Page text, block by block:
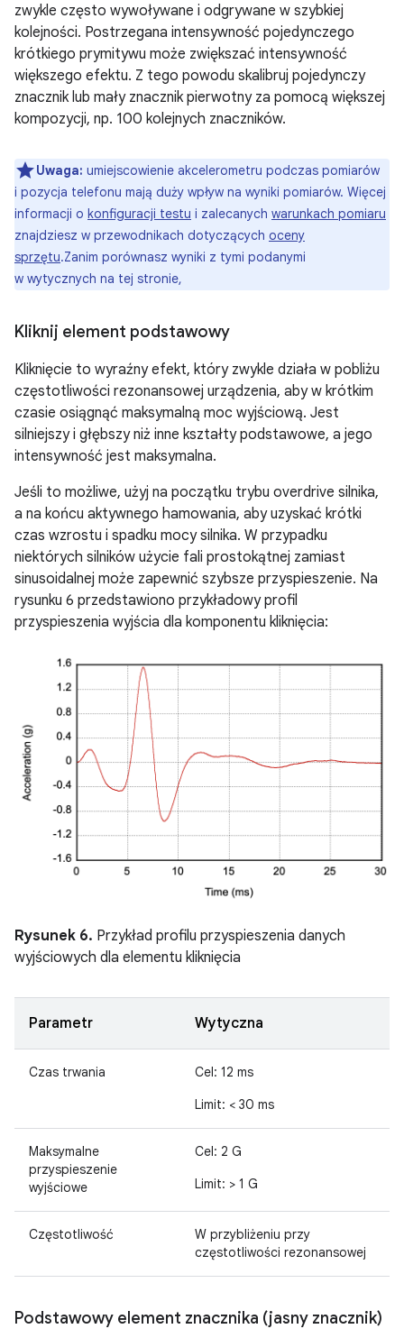
zwykle często wywoływane i odgrywane w szybkiej
kolejności. Postrzegana intensywność pojedynczego
krótkiego prymitywu może zwiększać intensywność
większego efektu. Z tego powodu skalibruj pojedynczy
znacznik lub mały znacznik pierwotny za pomocą większej
kompozycji, np. 100 kolejnych znaczników.
Uwaga: umiejscowienie akcelerometru podczas pomiarów
i pozycja telefonu mają duży wpływ na wyniki pomiarów. Więcej
informacji o konfiguracji testu i zalecanych warunkach pomiaru
znajdziesz w przewodnikach dotyczących oceny
sprzętu.Zanim porównasz wyniki z tymi podanymi
w wytycznych na tej stronie,
Kliknij element podstawowy
Kliknięcie to wyraźny efekt, który zwykle działa w pobliżu
częstotliwości rezonansowej urządzenia, aby w krótkim
czasie osiągnąć maksymalną moc wyjściową. Jest
silniejszy i głębszy niż inne kształty podstawowe, a jego
intensywność jest maksymalna.
Jeśli to możliwe, użyj na początku trybu overdrive silnika,
a na końcu aktywnego hamowania, aby uzyskać krótki
czas wzrostu i spadku mocy silnika. W przypadku
niektórych silników użycie fali prostokątnej zamiast
sinusoidalnej może zapewnić szybsze przyspieszenie. Na
rysunku 6 przedstawiono przykładowy profil
przyspieszenia wyjścia dla komponentu kliknięcia:
Rysunek 6. Przykład profilu przyspieszenia danych
wyjściowych dla elementu kliknięcia
Parametr Wytyczna
Czas trwania
Cel: 12 ms
Limit: < 30 ms
Maksymalne
przyspieszenie
wyjściowe
Cel: 2 G
Limit: > 1 G
Częstotliwość
W przybliżeniu przy
częstotliwości rezonansowej
Podstawowy element znacznika (jasny znacznik)